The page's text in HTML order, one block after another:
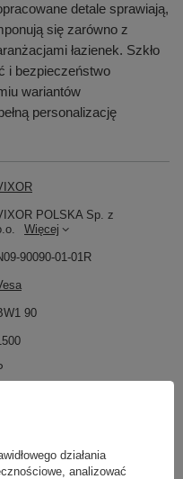
detale sprawiają,
się zarówno z
łazienek. Szkło
i bezpieczeństwo
wariantów
personalizację
POLSKA Sp. z
Więcej
90090-01-01R
90
pytania?
Zadaj pytanie
działania
analizować